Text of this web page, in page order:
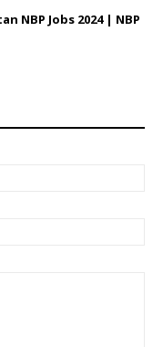
NBP Jobs 2024 | NBP